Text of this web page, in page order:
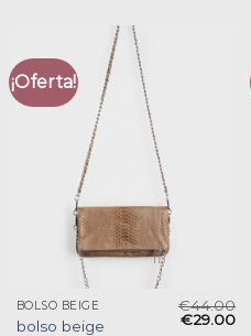
¡Oferta!
BOLSO BEIGE
bolso beige
€44.00
€29.00